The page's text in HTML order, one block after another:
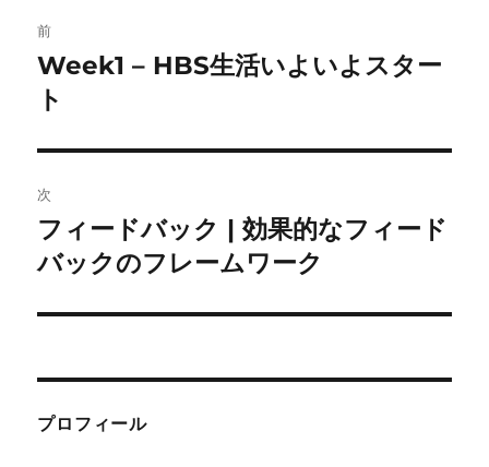
稿
ナ
ビ
ゲ
ー
ン
前
前
の
稿
:
Week1 – HBS生活いよいよスター
ト
次
次
の
稿
フィードバック | 効果的なフィード
バックのフレームワーク
プロフィール